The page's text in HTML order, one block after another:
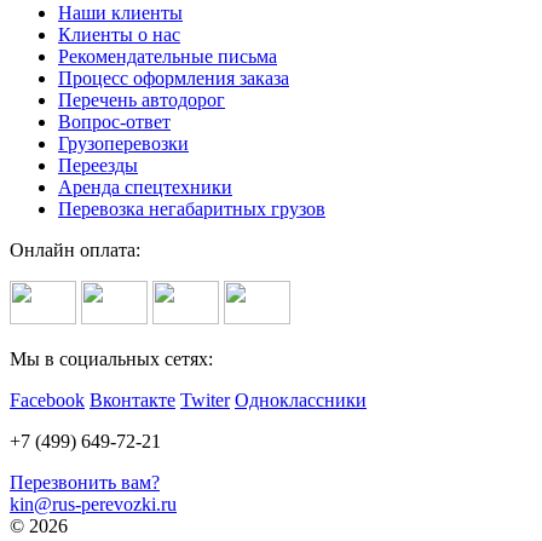
Наши клиенты
Клиенты о нас
Рекомендательные письма
Процесс оформления заказа
Перечень автодорог
Вопрос-ответ
Грузоперевозки
Переезды
Аренда спецтехники
Перевозка негабаритных грузов
Онлайн оплата:
Мы в социальных сетях:
Facebook Вконтакте Twiter Одноклассники
+7 (499) 649-72-21
Перезвонить вам?
kin@rus-perevozki.ru
© 2026